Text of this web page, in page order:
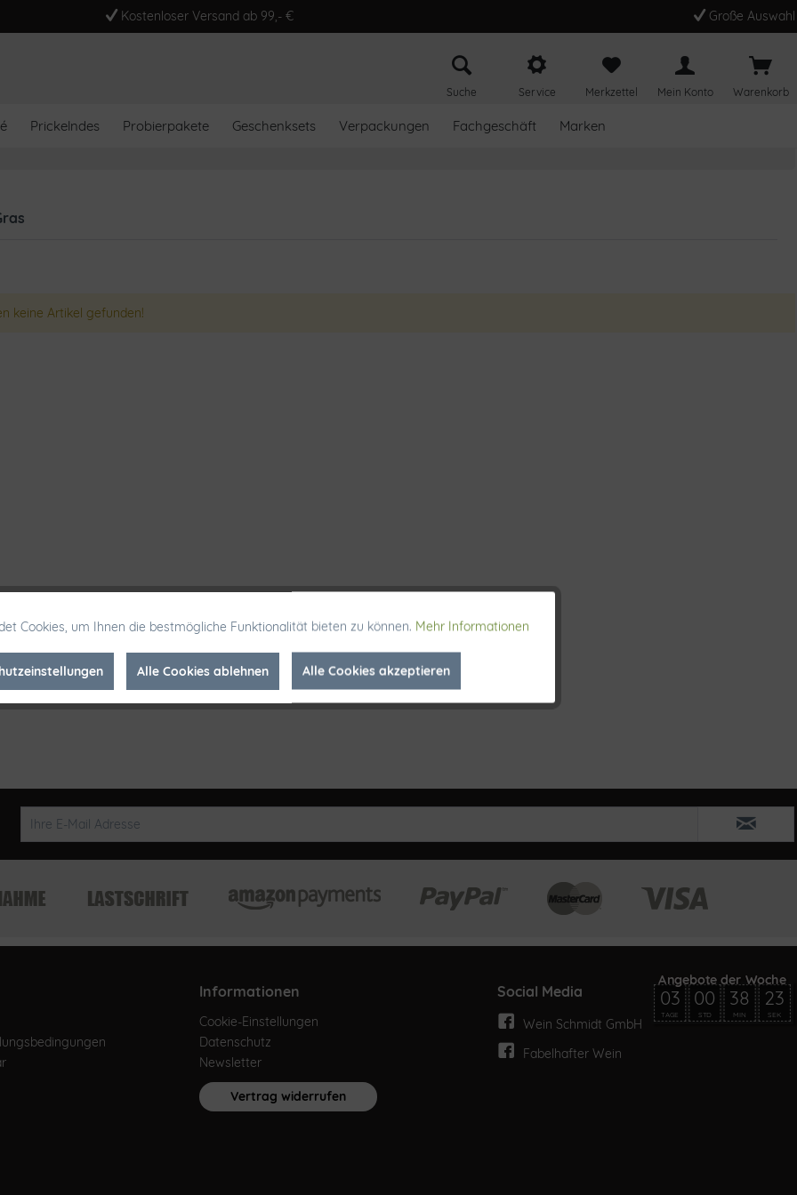
Kostenloser Versand ab 99,- € Große Auswahl
Suche Service Merkzettel Mein Konto Warenkorb
Prickelndes Probierpakete Geschenksets Verpackungen Fachgeschäft Marken
keine Artikel gefunden!
Informationen
Cookie-Einstellungen
Datenschutz
Newsletter
Vertrag widerrufen
Social Media
Wein Schmidt GmbH
Fabelhafter Wein
Aktiv
Inaktiv
Cookies, um Ihnen die bestmögliche Funktionalität bieten zu können. Mehr Informationen
Alle Cookies ablehnen Alle Cookies akzeptieren
03
TAGE
00
STD
38
MIN
23
SEK